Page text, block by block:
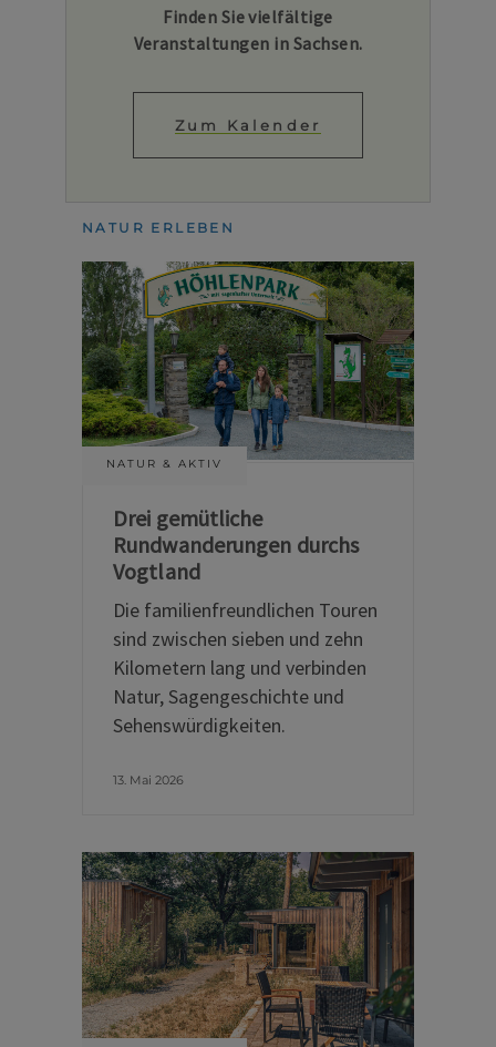
Finden Sie vielfältige
Veranstaltungen in Sachsen.
Zum Kalender
NATUR ERLEBEN
NATUR & AKTIV
Drei gemütliche
Rundwanderungen durchs
Vogtland
Die familienfreundlichen Touren
sind zwischen sieben und zehn
Kilometern lang und verbinden
Natur, Sagengeschichte und
Sehenswürdigkeiten.
13. Mai 2026